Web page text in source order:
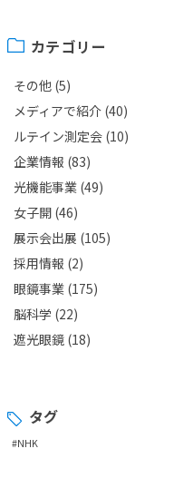
カテゴリー
その他(5)
メディアで紹介(40)
ルテイン測定会(10)
企業情報 (83)
光機能事業(49)
女子開(46)
展示会出展 (105)
採用情報 (2)
眼鏡事業(175)
脳科学 (22)
遮光眼鏡(18)
タグ
#NHK